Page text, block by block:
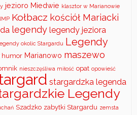
jezioro Miedwie klasztor w Marianowie
Kołbacz kościół Mariacki
legendy legendy jeziora
okolic Stargardu Legendy
humor Marianowo maszewo
nieszczęśliwa miłość opat opowieść
stargardzka legenda
Legendy
Szadzko zabytki Stargardu zemsta